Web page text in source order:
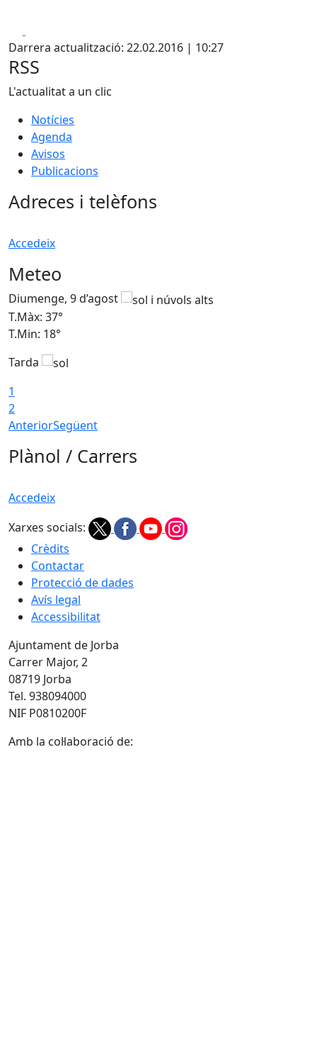
Darrera actualització: 22.02.2016 | 10:27
RSS
L'actualitat a un clic
Notícies
Agenda
Avisos
Publicacions
Adreces i telèfons
Accedeix
Meteo
Diumenge, 9 d’agost
T.Màx: 37°
T.Min: 18°
Tarda
1
2
AnteriorSegüent
Plànol / Carrers
Accedeix
Xarxes socials:
Crèdits
Contactar
Protecció de dades
Avís legal
Accessibilitat
Ajuntament de Jorba
Carrer Major, 2
08719 Jorba
Tel. 938094000
NIF P0810200F
Amb la col·laboració de: